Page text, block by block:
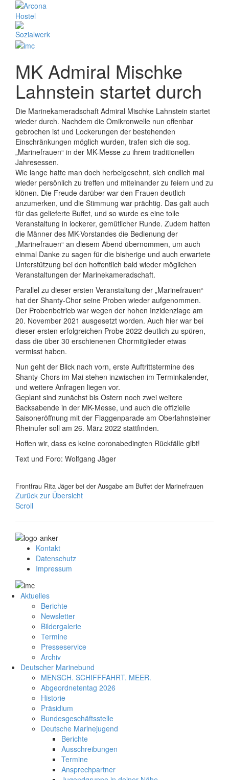
MK Admiral Mischke
Lahnstein startet durch
Die Marinekameradschaft Admiral Mischke Lahnstein startet
wieder durch. Nachdem die Omikronwelle nun offenbar
gebrochen ist und Lockerungen der bestehenden
Einschränkungen möglich wurden, trafen sich die sog.
„Marinefrauen“ in der MK-Messe zu ihrem traditionellen
Jahresessen.
Wie lange hatte man doch herbeigesehnt, sich endlich mal
wieder persönlich zu treffen und miteinander zu feiern und zu
klönen. Die Freude darüber war den Frauen deutlich
anzumerken, und die Stimmung war prächtig. Das galt auch
für das gelieferte Buffet, und so wurde es eine tolle
Veranstaltung in lockerer, gemütlicher Runde. Zudem hatten
die Männer des MK-Vorstandes die Bedienung der
„Marinefrauen“ an diesem Abend übernommen, um auch
einmal Danke zu sagen für die bisherige und auch erwartete
Unterstützung bei den hoffentlich bald wieder möglichen
Veranstaltungen der Marinekameradschaft.
Parallel zu dieser ersten Veranstaltung der „Marinefrauen“
hat der Shanty-Chor seine Proben wieder aufgenommen.
Der Probenbetrieb war wegen der hohen Inzidenzlage am
20. November 2021 ausgesetzt worden. Auch hier war bei
dieser ersten erfolgreichen Probe 2022 deutlich zu spüren,
dass die über 30 erschienenen Chormitglieder etwas
vermisst haben.
Nun geht der Blick nach vorn, erste Auftrittstermine des
Shanty-Chors im Mai stehen inzwischen im Terminkalender,
und weitere Anfragen liegen vor.
Geplant sind zunächst bis Ostern noch zwei weitere
Backsabende in der MK-Messe, und auch die offizielle
Saisoneröffnung mit der Flaggenparade am Oberlahnsteiner
Rheinufer soll am 26. März 2022 stattfinden.
Hoffen wir, dass es keine coronabedingten Rückfälle gibt!
Text und Foro: Wolfgang Jäger
Frontfrau Rita Jäger bei der Ausgabe am Buffet der Marinefrauen
Zurück zur Übersicht
Scroll
Kontakt
Datenschutz
Impressum
Aktuelles
Berichte
Newsletter
Bildergalerie
Termine
Presseservice
Archiv
Deutscher Marinebund
MENSCH. SCHIFFFAHRT. MEER.
Abgeordnetentag 2026
Historie
Präsidium
Bundesgeschäftsstelle
Deutsche Marinejugend
Berichte
Ausschreibungen
Termine
Ansprechpartner